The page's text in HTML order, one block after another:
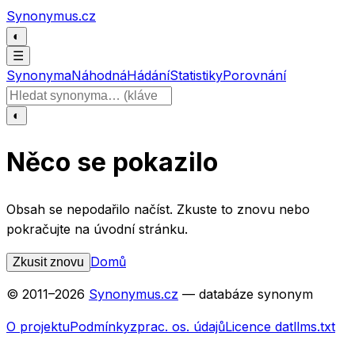
Přeskočit na obsah
Synonymus.cz
◐
☰
SynonymaNáhodnáHádáníStatistikyPorovnání
Hledat slovo
◐
Něco se pokazilo
Obsah se nepodařilo načíst. Zkuste to znovu nebo
pokračujte na úvodní stránku.
Zkusit znovu Domů
© 2011–2026 Synonymus.cz — databáze synonym
O projektuPodmínkyzprac. os. údajůLicence datllms.txt